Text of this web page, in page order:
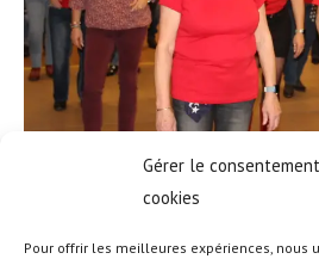
Gérer le
cookies
Pour offrir les meilleures expériences, nous